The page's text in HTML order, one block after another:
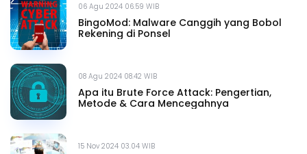
06 Agu 2024 06.59 WIB
BingoMod: Malware Canggih yang Bobol
Rekening di Ponsel
08 Agu 2024 08.42 WIB
Apa itu Brute Force Attack: Pengertian,
Metode & Cara Mencegahnya
15 Nov 2024 03.04 WIB